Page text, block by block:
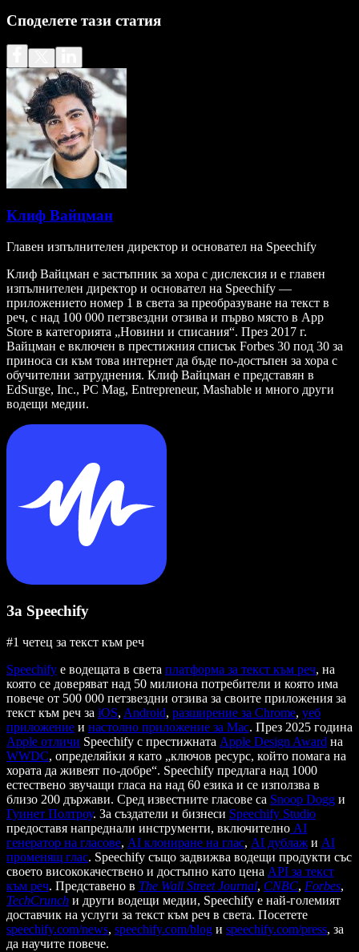
Споделете тази статия
Клиф Вайцман
Главен изпълнителен директор и основател на Speechify
Клиф Вайцман е застъпник за хора с дислексия и е главен
изпълнителен директор и основател на Speechify —
приложението номер 1 в света за преобразуване на текст в
реч, с над 100 000 петзвездни отзива и първо място в App
Store в категорията „Новини и списания“. През 2017 г.
Вайцман е включен в престижния списък Forbes 30 под 30 за
приноса си към това интернет да бъде по-достъпен за хора с
обучителни затруднения. Клиф Вайцман е представян в
EdSurge, Inc., PC Mag, Entrepreneur, Mashable и много други
водещи медии.
За Speechify
#1 четец за текст към реч
Speechify е водещата в света платформа за текст към реч, на
която се доверяват над 50 милиона потребители и която има
повече от 500 000 петзвездни отзива за своите приложения за
текст към реч за iOS, Android, разширение за Chrome, уеб
приложение и настолно приложение за Mac. През 2025 година
Apple отличи Speechify с престижната Apple Design Award на
WWDC, определяйки я като „ключов ресурс, който помага на
хората да живеят по-добре“. Speechify предлага над 1000
естествено звучащи гласа на над 60 езика и се използва в
близо 200 държави. Сред известните гласове са Snoop Dogg и
Гуинет Полтроу. За създатели и бизнеси Speechify Studio
предоставя напреднали инструменти, включително AI
генератор на гласове, AI клониране на глас, AI дублаж и AI
променящ глас. Speechify също задвижва водещи продукти със
своето висококачествено и достъпно като цена API за текст
към реч. Представено в The Wall Street Journal, CNBC, Forbes,
TechCrunch и други водещи медии, Speechify е най-големият
доставчик на услуги за текст към реч в света. Посетете
speechify.com/news, speechify.com/blog и speechify.com/press, за
да научите повече.